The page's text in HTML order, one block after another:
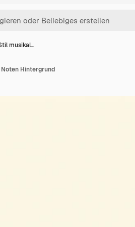
musikal…
Hintergrund